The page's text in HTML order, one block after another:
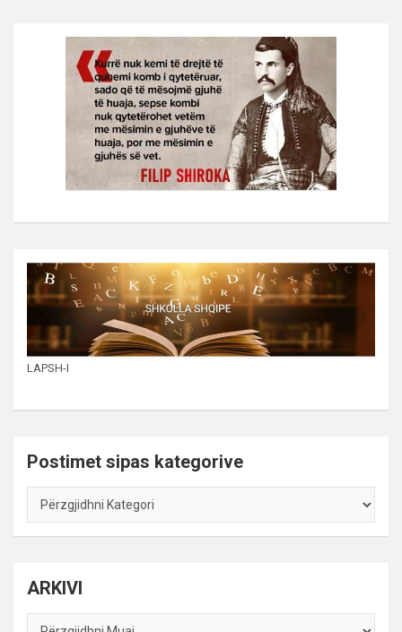
LAPSH-I
Postimet sipas kategorive
Postimet
sipas
kategorive
ARKIVI
ARKIVI